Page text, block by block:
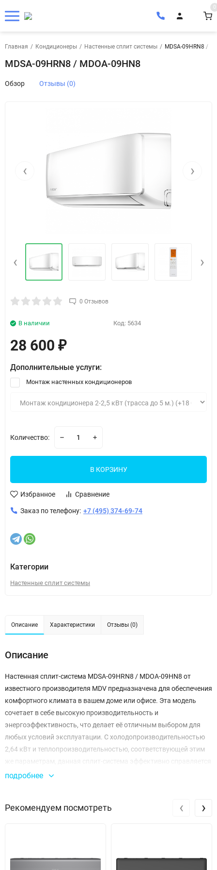
0
Главная / Кондиционеры / Настенные сплит системы / MDSA-09HRN8 /
MDSA-09HRN8 / MDOA-09HN8
Обзор Отзывы (0)
‹ ›
‹ ›
0 Отзывов
Код: 5634
В наличии
28 600 ₽
Дополнительные услуги:
Монтаж настенных кондиционеров
Количество:
В КОРЗИНУ
Избранное Сравнение
Заказ по телефону: +7 (495) 374-69-74
Категории
Настенные сплит системы
Описание Характеристики Отзывы (0)
Описание
Настенная сплит-система MDSA-09HRN8 / MDOA-09HN8 от
известного производителя MDV предназначена для обеспечения
комфортного климата в вашем доме или офисе. Эта модель
сочетает в себе высокую производительность и
энергоэффективность, что делает её отличным выбором для
любых условий эксплуатации. С холодопроизводительностью
2,64 кВт и теплопроизводительностью, соответствующей этим
же параметрам, данная сплит-система эффективно справляется
с задачами как охлаждения, так и обогрева помещений.
классом A как в режиме охлаждения, так и нагрева. Это значит,
экономически выгодной.
подробнее
Рекомендуем посмотреть ‹ ›